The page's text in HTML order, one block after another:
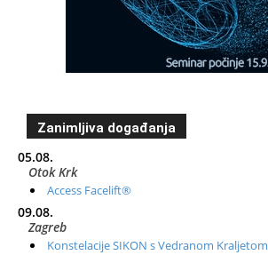
Zanimljiva događanja
05.08.
Otok Krk
Access Facelift®
09.08.
Zagreb
Konstelacije SIKON s Vedranom Kraljetom